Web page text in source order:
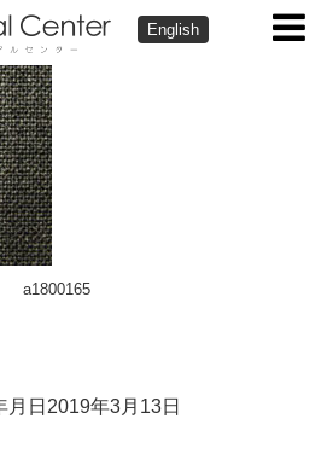
English
a1800165
月日 2019年3月13日